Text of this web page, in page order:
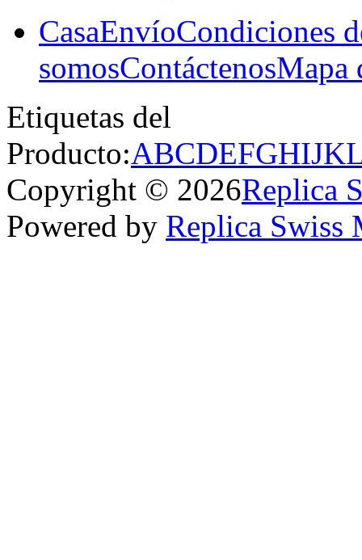
CasaEnvíoCondiciones
somosContáctenosMapa
Etiquetas del
Producto:ABCDEFGHIJK
Copyright © 2026Replica
Powered by Replica Swiss